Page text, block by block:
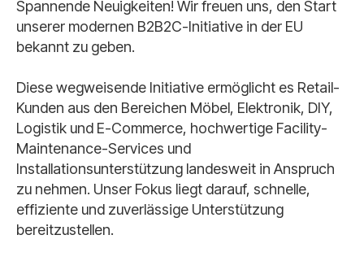
Spannende Neuigkeiten! Wir freuen uns, den Start
unserer modernen B2B2C-Initiative in der EU
bekannt zu geben.
Diese wegweisende Initiative ermöglicht es Retail-
Kunden aus den Bereichen Möbel, Elektronik, DIY,
Logistik und E-Commerce, hochwertige Facility-
Maintenance-Services und
Installationsunterstützung landesweit in Anspruch
zu nehmen. Unser Fokus liegt darauf, schnelle,
effiziente und zuverlässige Unterstützung
bereitzustellen.